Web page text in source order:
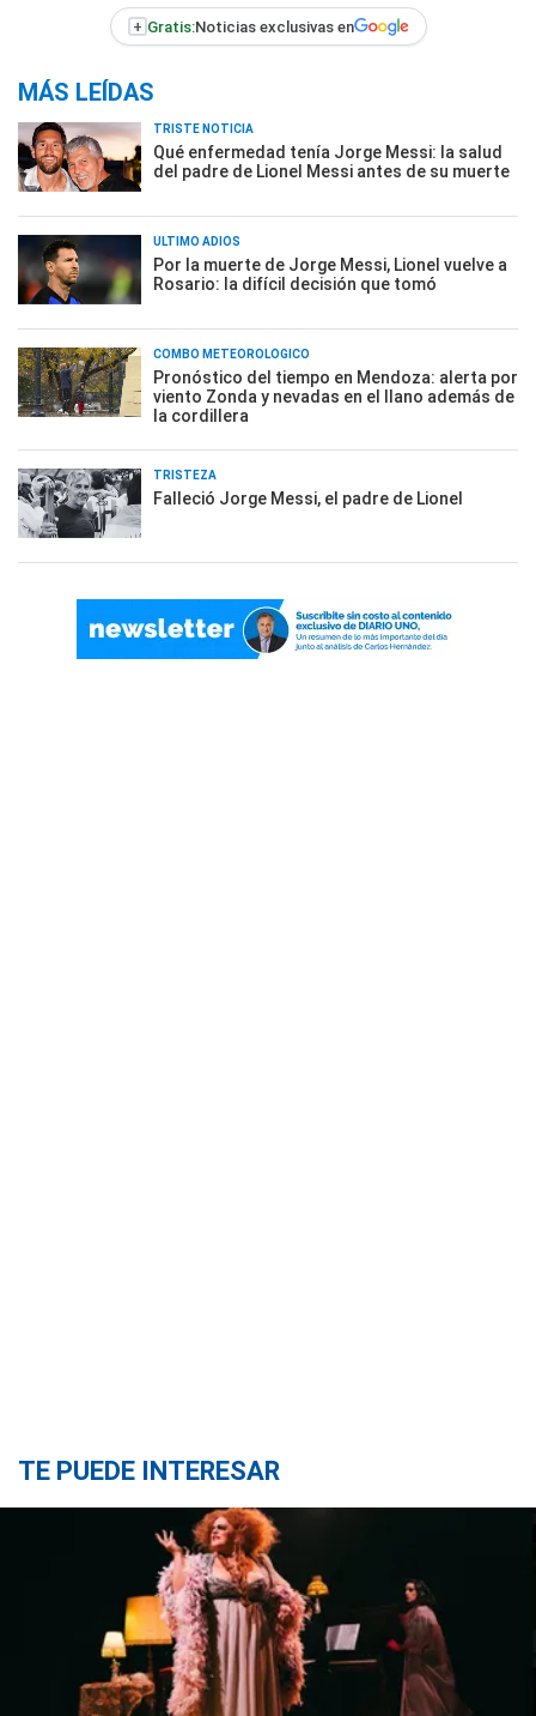
+ Gratis:Noticias exclusivas en
MÁS LEÍDAS
TRISTE NOTICIA
Qué enfermedad tenía Jorge Messi: la salud
del padre de Lionel Messi antes de su muerte
ÚLTIMO ADIÓS
Por la muerte de Jorge Messi, Lionel vuelve a
Rosario: la difícil decisión que tomó
COMBO METEOROLÓGICO
Pronóstico del tiempo en Mendoza: alerta por
viento Zonda y nevadas en el llano además de
la cordillera
TRISTEZA
Falleció Jorge Messi, el padre de Lionel
TE PUEDE INTERESAR